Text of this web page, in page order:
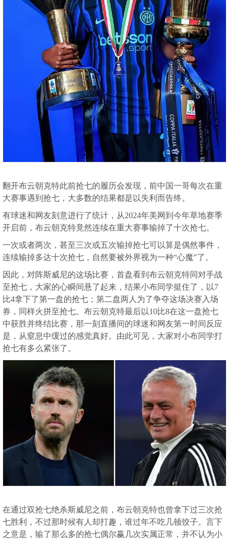
翻开布云朝克特此前抢七的履历会发现，前中国一哥每次在重
大赛事遇到抢七，大多数的结果都是以失利而告终。
有球迷和网友刻意进行了统计，从2024年美网到今年草地赛季
开启前，布云朝克特竟然连续在重大赛事输掉了十次抢七。
一次或者两次，甚至三次或五次输掉抢七可以算是偶然事件，
连续输掉多达十次抢七，自然要被外界视为一种“心魔”了。
因此，对阵斯威尼的这场比赛，首盘看到布云朝克特同对手战
至抢七，大家的心瞬间悬了起来，结果小布同学挺住了，以7
比4拿下了第一盘的抢七；第二盘两人为了争夺这场决赛入场
券，同样火拼至抢七。布云朝克特最后以10比8在这一盘抢七
中获胜并终结比赛，那一刻直播间的球迷和网友第一时间反应
是，从窒息中缓过的感觉真好。由此可见，大家对小布同学打
抢七有多么紧张了。
在通过双抢七绝杀斯威尼之前，布云朝克特也曾拿下过三次抢
七胜利，不过那时候有人却打趣，谁过年不吃几顿饺子。言下
之意是，输了那么多的抢七偶尔赢几次实属正常，并不认为小